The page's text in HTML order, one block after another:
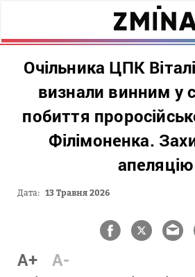
Очільника ЦПК
визнали винним у
побиття
Філімоненка.
апеляцію
Дата: 13 Травня 2026
A+ A-